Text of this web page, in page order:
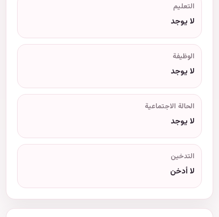
التعليم
لا يوجد
الوظيفة
لا يوجد
الحالة الاجتماعية
لا يوجد
التدخين
لا أدخن